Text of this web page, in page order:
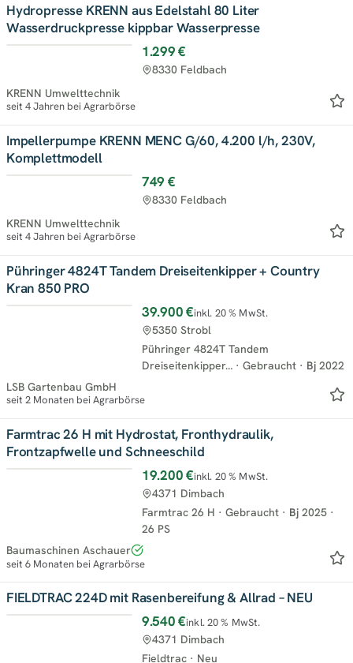
Hydropresse KRENN aus Edelstahl 80 Liter
Wasserdruckpresse kippbar Wasserpresse
1.299 €
8330 Feldbach
KRENN Umwelttechnik
seit 4 Jahren bei Agrarbörse
Impellerpumpe KRENN MENC G/60, 4.200 l/h, 230V,
Komplettmodell
749 €
8330 Feldbach
KRENN Umwelttechnik
seit 4 Jahren bei Agrarbörse
Pühringer 4824T Tandem Dreiseitenkipper + Country
Kran 850 PRO
39.900 €inkl. 20 % MwSt.
Pühringer 4824T Tandem
Dreiseitenkipper… · Gebraucht · Bj 2022
5350 Strobl
LSB Gartenbau GmbH
seit 2 Monaten bei Agrarbörse
Farmtrac 26 H mit Hydrostat, Fronthydraulik,
Frontzapfwelle und Schneeschild
19.200 €inkl. 20 % MwSt.
Farmtrac 26 H · Gebraucht · Bj 2025 ·
26 PS
4371 Dimbach
Baumaschinen Aschauer
seit 6 Monaten bei Agrarbörse
FIELDTRAC 224D mit Rasenbereifung & Allrad – NEU
9.540 €inkl. 20 % MwSt.
Fieldtrac · Neu
4371 Dimbach